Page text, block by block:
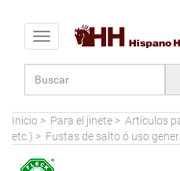
Toggle navigation
Inicio > Para el jinete > Artículos
etc.) > Fustas de salto ó uso